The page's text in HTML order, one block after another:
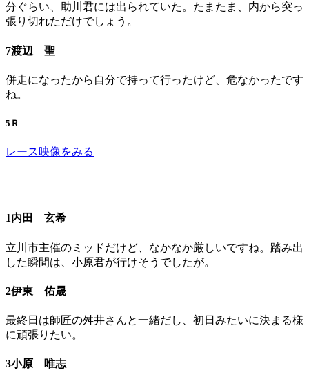
分ぐらい、助川君には出られていた。たまたま、内から突っ
張り切れただけでしょう。
7渡辺 聖
併走になったから自分で持って行ったけど、危なかったです
ね。
5Ｒ
レース映像をみる
1内田 玄希
立川市主催のミッドだけど、なかなか厳しいですね。踏み出
した瞬間は、小原君が行けそうでしたが。
2伊東 佑晟
最終日は師匠の舛井さんと一緒だし、初日みたいに決まる様
に頑張りたい。
3小原 唯志